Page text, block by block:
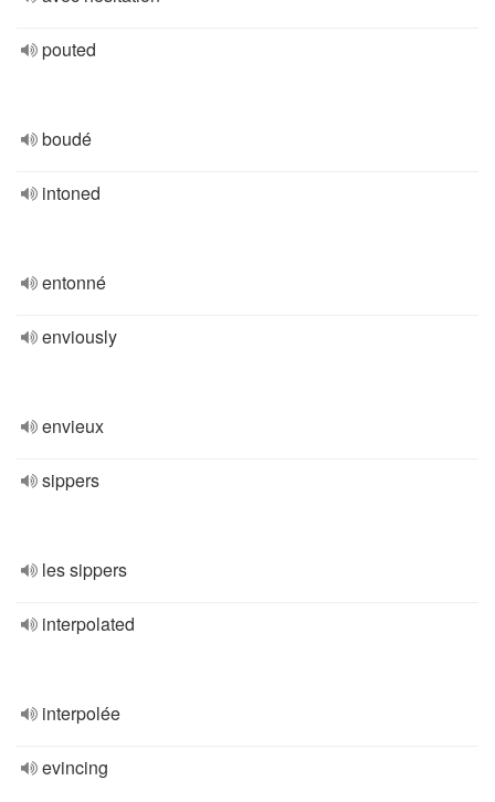
pouted
boudé
intoned
entonné
enviously
envieux
sippers
les sippers
interpolated
interpolée
evincing